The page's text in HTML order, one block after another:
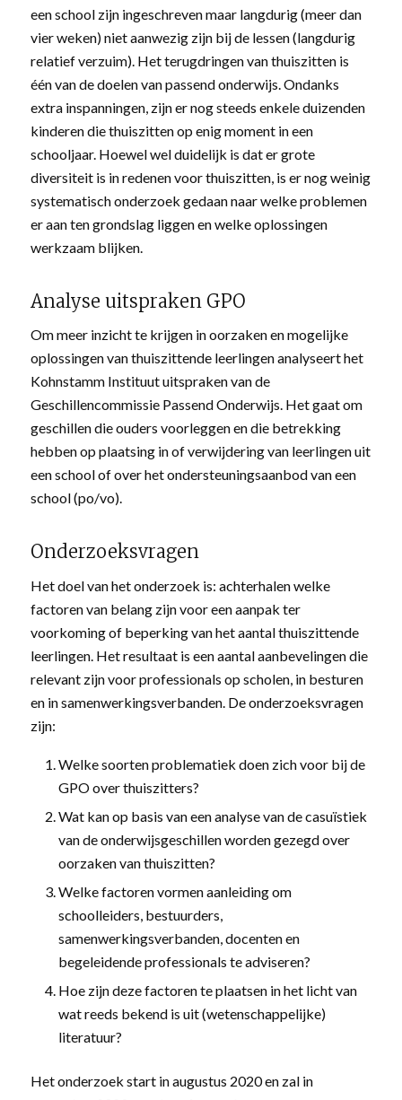
een school zijn ingeschreven maar langdurig (meer dan
vier weken) niet aanwezig zijn bij de lessen (langdurig
relatief verzuim). Het terugdringen van thuiszitten is
één van de doelen van passend onderwijs. Ondanks
extra inspanningen, zijn er nog steeds enkele duizenden
kinderen die thuiszitten op enig moment in een
schooljaar. Hoewel wel duidelijk is dat er grote
diversiteit is in redenen voor thuiszitten, is er nog weinig
systematisch onderzoek gedaan naar welke problemen
er aan ten grondslag liggen en welke oplossingen
werkzaam blijken.
Analyse uitspraken GPO
Om meer inzicht te krijgen in oorzaken en mogelijke
oplossingen van thuiszittende leerlingen analyseert het
Kohnstamm Instituut uitspraken van de
Geschillencommissie Passend Onderwijs. Het gaat om
geschillen die ouders voorleggen en die betrekking
hebben op plaatsing in of verwijdering van leerlingen uit
een school of over het ondersteuningsaanbod van een
school (po/vo).
Onderzoeksvragen
Het doel van het onderzoek is: achterhalen welke
factoren van belang zijn voor een aanpak ter
voorkoming of beperking van het aantal thuiszittende
leerlingen. Het resultaat is een aantal aanbevelingen die
relevant zijn voor professionals op scholen, in besturen
en in samenwerkingsverbanden. De onderzoeksvragen
zijn:
Welke soorten problematiek doen zich voor bij de
GPO over thuiszitters?
Wat kan op basis van een analyse van de casuïstiek
van de onderwijsgeschillen worden gezegd over
oorzaken van thuiszitten?
Welke factoren vormen aanleiding om
schoolleiders, bestuurders,
samenwerkingsverbanden, docenten en
begeleidende professionals te adviseren?
Hoe zijn deze factoren te plaatsen in het licht van
wat reeds bekend is uit (wetenschappelijke)
literatuur?
Het onderzoek start in augustus 2020 en zal in